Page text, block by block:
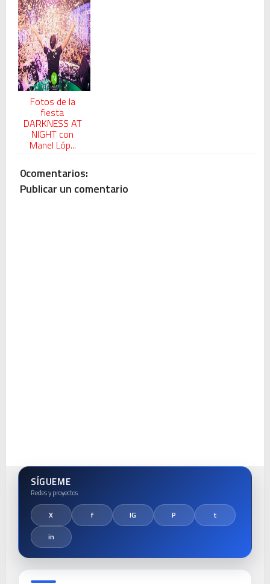
Fotos de la
fiesta
DARKNESS AT
NIGHT con
Manel Lóp...
0comentarios:
Publicar un comentario
SÍGUEME